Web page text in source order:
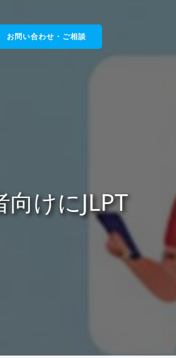
お問い合わせ・ご相談
けにJLPT